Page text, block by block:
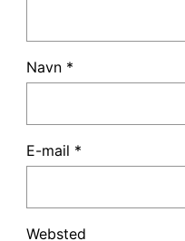
Navn *
E-mail *
Websted